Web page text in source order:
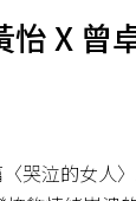
X 曾
哭泣的女人